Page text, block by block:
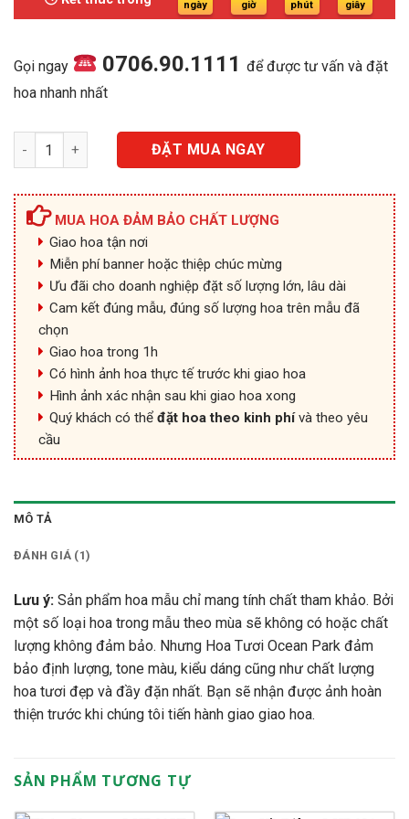
5.000.000₫.
ngày giờ phút giây
Gọi ngay 0706.90.1111để được tư vấn và đặt
hoa nhanh nhất
Lan Hồ Điệp - LHD089 số lượngĐẶT MUA NGAY
MUA HOA ĐẢM BẢO CHẤT LƯỢNG
Giao hoa tận nơi
Miễn phí banner hoặc thiệp chúc mừng
Ưu đãi cho doanh nghiệp đặt số lượng lớn, lâu dài
Cam kết đúng mẫu, đúng số lượng hoa trên mẫu đã
chọn
Giao hoa trong 1h
Có hình ảnh hoa thực tế trước khi giao hoa
Hình ảnh xác nhận sau khi giao hoa xong
Quý khách có thể đặt hoa theo kinh phívà theo yêu
cầu
MÔ TẢ
ĐÁNH GIÁ (1)
Lưu ý: Sản phẩm hoa mẫu chỉ mang tính chất tham khảo. Bởi
một số loại hoa trong mẫu theo mùa sẽ không có hoặc chất
lượng không đảm bảo. Nhưng Hoa Tươi Ocean Park đảm
bảo định lượng, tone màu, kiểu dáng cũng như chất lượng
hoa tươi đẹp và đầy đặn nhất. Bạn sẽ nhận được ảnh hoàn
thiện trước khi chúng tôi tiến hành giao giao hoa.
SẢN PHẨM TƯƠNG TỰ